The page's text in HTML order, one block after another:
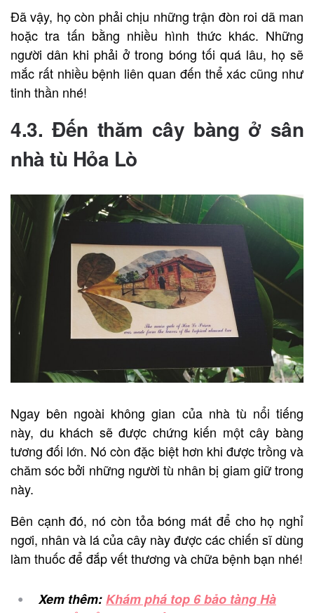
Đã vậy, họ còn phải chịu những trận đòn roi dã man
hoặc tra tấn bằng nhiều hình thức khác. Những
người dân khi phải ở trong bóng tối quá lâu, họ sẽ
mắc rất nhiều bệnh liên quan đến thể xác cũng như
tinh thần nhé!
4.3. Đến thăm cây bàng ở sân
nhà tù Hỏa Lò
Ngay bên ngoài không gian của nhà tù nổi tiếng
này, du khách sẽ được chứng kiến một cây bàng
tương đối lớn. Nó còn đặc biệt hơn khi được trồng và
chăm sóc bởi những người tù nhân bị giam giữ trong
này.
Bên cạnh đó, nó còn tỏa bóng mát để cho họ nghỉ
ngơi, nhân và lá của cây này được các chiến sĩ dùng
làm thuốc để đắp vết thương và chữa bệnh bạn nhé!
Xem thêm:Khám phá top 6 bảo tàng Hà